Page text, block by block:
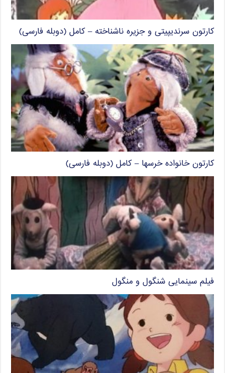
کارتون سرندیپیتی و جزیره ناشناخته – کامل (دوبله فارسی)
کارتون خانواده خرسها – کامل (دوبله فارسی)
فیلم سینمایی شنگول و منگول